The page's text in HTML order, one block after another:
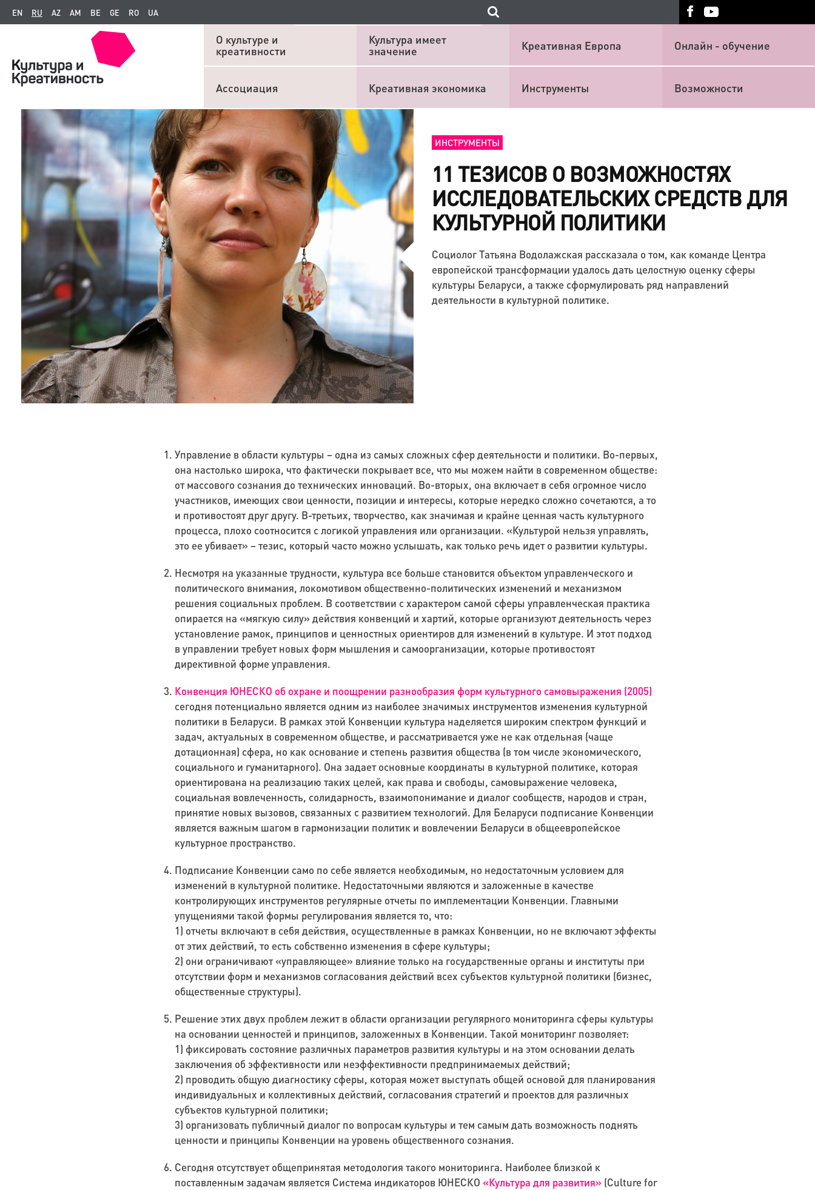
EN RU AZ AM BE GE RO UA
О культуре и
креативности
Культура имеет
значение
Креативная Европа Онлайн - обучение
Ассоциация Креативная экономика Инструменты Возможности
ИНСТРУМЕНТЫ
11 ТЕЗИСОВ О ВОЗМОЖНОСТЯХ
ИССЛЕДОВАТЕЛЬСКИХ СРЕДСТВ ДЛЯ
КУЛЬТУРНОЙ ПОЛИТИКИ
Социолог Татьяна Водолажская рассказала о том, как команде Центра
европейской трансформации удалось дать целостную оценку сферы
культуры Беларуси, а также сформулировать ряд направлений
деятельности в культурной политике.
Управление в области культуры – одна из самых сложных сфер деятельности и политики. Во-первых,
она настолько широка, что фактически покрывает все, что мы можем найти в современном обществе:
от массового сознания до технических инноваций. Во-вторых, она включает в себя огромное число
участников, имеющих свои ценности, позиции и интересы, которые нередко сложно сочетаются, а то
и противостоят друг другу. В-третьих, творчество, как значимая и крайне ценная часть культурного
процесса, плохо соотносится с логикой управления или организации. «Культурой нельзя управлять,
это ее убивает» – тезис, который часто можно услышать, как только речь идет о развитии культуры.
Несмотря на указанные трудности, культура все больше становится объектом управленческого и
политического внимания, локомотивом общественно-политических изменений и механизмом
решения социальных проблем. В соответствии с характером самой сферы управленческая практика
опирается на «мягкую силу» действия конвенций и хартий, которые организуют деятельность через
установление рамок, принципов и ценностных ориентиров для изменений в культуре. И этот подход
в управлении требует новых форм мышления и самоорганизации, которые противостоят
директивной форме управления.
Конвенция ЮНЕСКО об охране и поощрении разнообразия форм культурного самовыражения (2005)
сегодня потенциальноявляется одним из наиболее значимых инструментов изменения культурной
политики в Беларуси. В рамках этой Конвенции культура наделяется широким спектром функций и
задач, актуальных в современном обществе, и рассматривается уже не как отдельная (чаще
дотационная) сфера, но как основание и степень развития общества (в том числе экономического,
социального и гуманитарного). Она задает основные координаты в культурной политике, которая
ориентирована на реализацию таких целей, как права и свободы, самовыражение человека,
социальная вовлеченность, солидарность, взаимопонимание и диалог сообществ, народов и стран,
принятие новых вызовов, связанных с развитием технологий. Для Беларуси подписание Конвенции
является важным шагом в гармонизации политик и вовлечении Беларуси в общеевропейское
культурное пространство.
Подписание Конвенции само по себе является необходимым, но недостаточным условием для
изменений в культурной политике. Недостаточными являются и заложенные в качестве
контролирующих инструментов регулярные отчеты по имплементации Конвенции. Главными
упущениями такой формы регулирования является то, что:
1) отчеты включают в себя действия, осуществленные в рамках Конвенции, но не включают эффекты
от этих действий, то есть собственно изменения в сфере культуры;
2) они ограничивают «управляющее» влияние только на государственные органы и институты при
отсутствии форм и механизмов согласования действий всех субъектов культурной политики (бизнес,
общественные структуры).
Решение этих двух проблем лежит в области организации регулярного мониторинга сферы культуры
на основании ценностей и принципов, заложенных в Конвенции. Такой мониторинг позволяет:
1) фиксировать состояние различных параметров развития культуры и на этом основании делать
заключения об эффективности или неэффективности предпринимаемых действий;
2) проводить общую диагностику сферы, которая может выступать общей основой для планирования
индивидуальных и коллективных действий, согласования стратегий и проектов для различных
субъектов культурной политики;
3) организовать публичный диалог по вопросам культуры и тем самым дать возможность поднять
ценности и принципы Конвенции на уровень общественного сознания.
Сегодня отсутствует общепринятая методология такого мониторинга. Наиболее близкой к
поставленным задачам является Система индикаторов ЮНЕСКО «Культура для развития» (Culturefor